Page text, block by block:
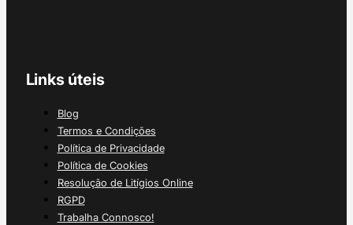
Links úteis
Blog
Termos e Condições
Política de Privacidade
Política de Cookies
Resolução de Litígios Online
RGPD
Trabalha Connosco!